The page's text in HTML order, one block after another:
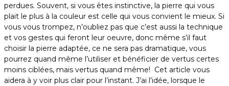
perdues. Souvent, si vous êtes instinctive, la pierre qui vous
plait le plus à la couleur est celle qui vous convient le mieux. Si
vous vous trompez, n’oubliez pas que c’est aussi la technique
et vos gestes qui feront leur oeuvre, donc même s’il faut
choisir la pierre adaptée, ce ne sera pas dramatique, vous
pourrez quand même l’utiliser et bénéficier de vertus certes
moins ciblées, mais vertus quand même! Cet article vous
aidera à y voir plus clair pour l’instant. J’ai l’idée, lorsque le